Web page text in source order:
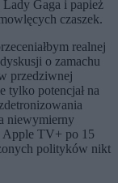
Gaga i papież
czaszek.
realnej
o zamachu
przedziwnej
tylko potencjał na
niewymierny
Apple TV+ po 15
polityków nikt